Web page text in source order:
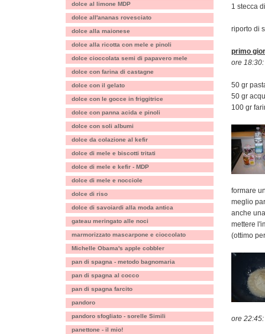
dolce al limone MDP
dolce all'ananas rovesciato
dolce alla maionese
dolce alla ricotta con mele e pinoli
dolce cioccolata semi di papavero mele
dolce con farina di castagne
dolce con il gelato
dolce con le gocce in friggitrice
dolce con panna acida e pinoli
dolce con soli albumi
dolce da colazione al kefir
dolce di mele e biscotti tritati
dolce di mele e kefir - MDP
dolce di mele e nocciole
dolce di riso
dolce di savoiardi alla moda antica
gateau meringato alle noci
marmorizzato mascarpone e cioccolato
Michelle Obama's apple cobbler
pan di spagna - metodo bagnomaria
pan di spagna al cocco
pan di spagna farcito
pandoro
pandoro sfogliato - sorelle Simili
panettone - il mio!
1 stecca
riporto di
primo
ore 18:30:
50 gr
50 gr
100 gr
formare
meglio
anche
mettere
(ottimo
ore 22:45: